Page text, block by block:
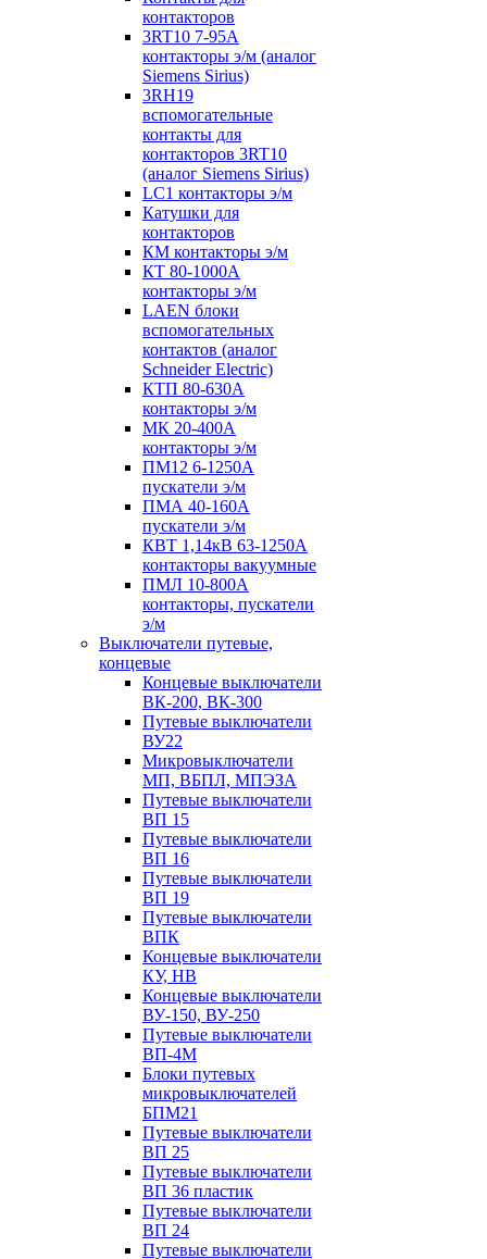
контакторов
3RT10 7-95А
контакторы э/м (аналог
Siemens Sirius)
3RH19
вспомогательные
контакты для
контакторов 3RT10
(аналог Siemens Sirius)
LC1 контакторы э/м
Катушки для
контакторов
КМ контакторы э/м
КТ 80-1000А
контакторы э/м
LAEN блоки
вспомогательных
контактов (аналог
Schneider Electric)
КТП 80-630А
контакторы э/м
МК 20-400А
контакторы э/м
ПМ12 6-1250А
пускатели э/м
ПМА 40-160А
пускатели э/м
КВТ 1,14кВ 63-1250А
контакторы вакуумные
ПМЛ 10-800А
контакторы, пускатели
э/м
Выключатели путевые,
концевые
Концевые выключатели
ВК-200, ВК-300
Путевые выключатели
ВУ22
Микровыключатели
МП, ВБПЛ, МПЭЗА
Путевые выключатели
ВП 15
Путевые выключатели
ВП 16
Путевые выключатели
ВП 19
Путевые выключатели
ВПК
Концевые выключатели
КУ, НВ
Концевые выключатели
ВУ-150, ВУ-250
Путевые выключатели
ВП-4М
Блоки путевых
микровыключателей
БПМ21
Путевые выключатели
ВП 25
Путевые выключатели
ВП 36 пластик
Путевые выключатели
ВП 24
Путевые выключатели